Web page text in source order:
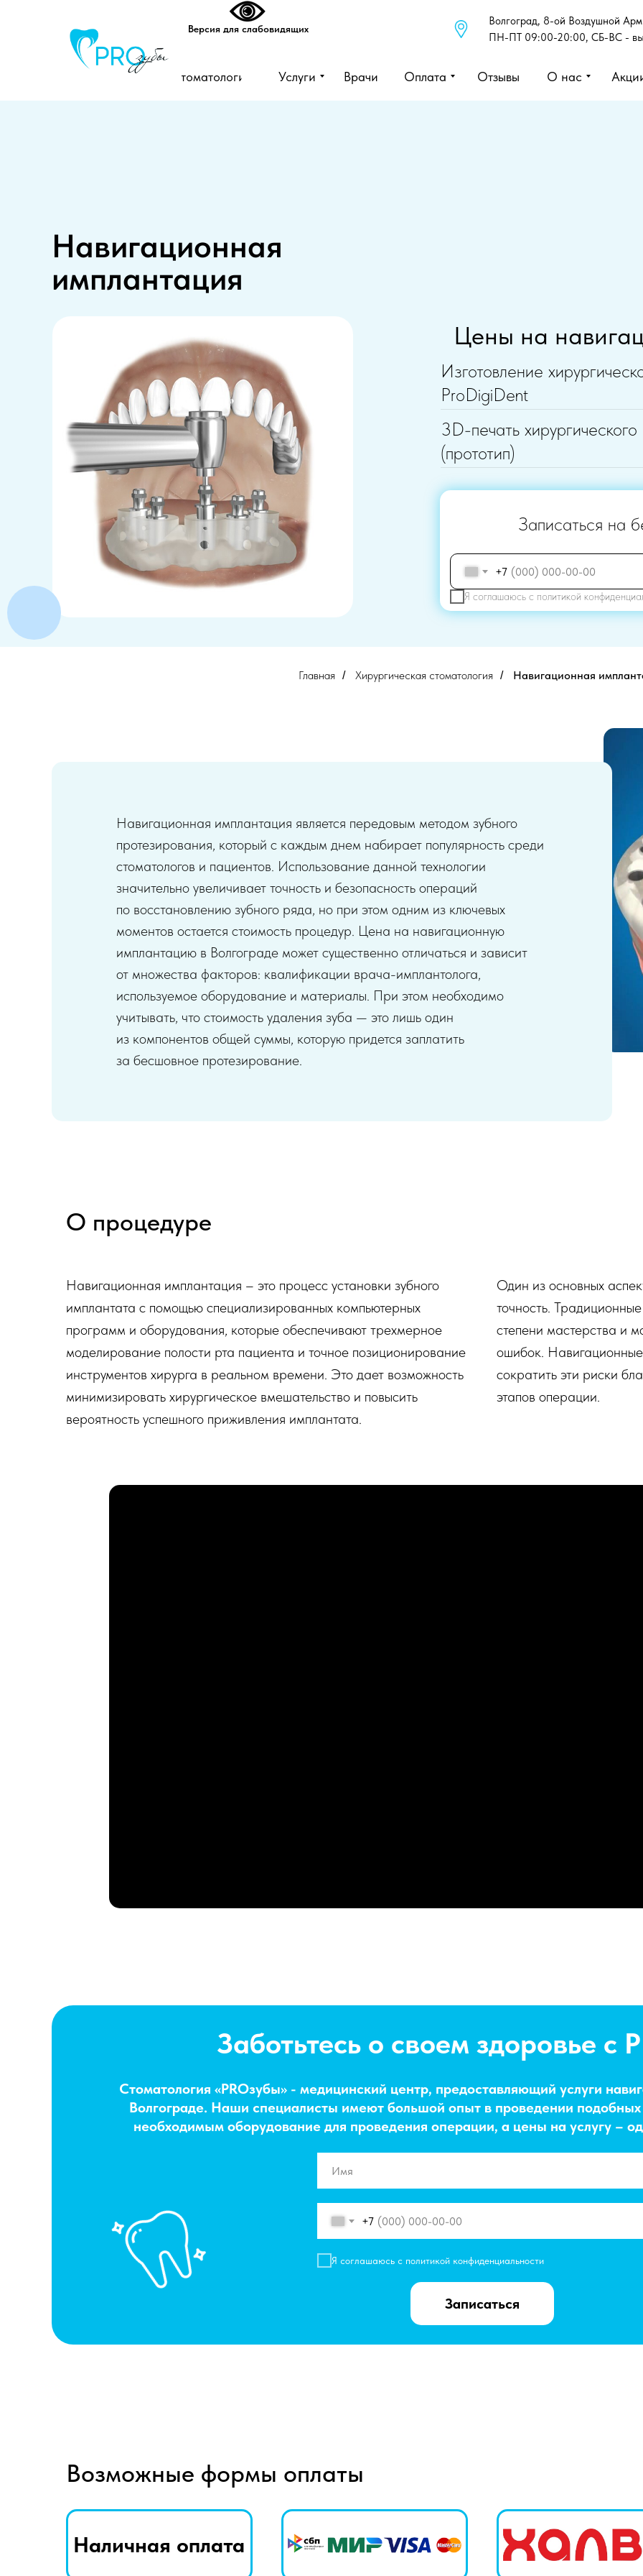
Волгоград, 8-ой Воздушной
ПН-ПТ 09:00-20:00, СБ-ВС -
Услуги
Версия для слабовидящих
Врачи О нас
Оплата
Стоматология Отзывы
Навигационная
имплантация
Цены на
+7
Я соглашаюсь с политикой
Записаться на
Изготовление
ProDigiDent
3D-печать
(прототип)
Главная / Хирургическая стоматология / Навигационная
Навигационная имплантация является передовым методом зубного
протезирования, который с каждым днем набирает популярность среди
стоматологов и пациентов. Использование данной технологии
значительно увеличивает точность и безопасность операций
по восстановлению зубного ряда, но при этом одним из ключевых
моментов остается стоимость процедур. Цена на навигационную
имплантацию в Волгограде может существенно отличаться и зависит
от множества факторов: квалификации врача-имплантолога,
используемое оборудование и материалы. При этом необходимо
учитывать, что стоимость удаления зуба — это лишь один
из компонентов общей суммы, которую придется заплатить
за бесшовное протезирование.
О процедуре
Навигационная имплантация – это процесс установки зубного
имплантата с помощью специализированных компьютерных
программ и оборудования, которые обеспечивают трехмерное
моделирование полости рта пациента и точное позиционирование
инструментов хирурга в реальном времени. Это дает возможность
минимизировать хирургическое вмешательство и повысить
вероятность успешного приживления имплантата.
Один из основных
точность.
степени мастерства и
ошибок.
сократить эти риски
этапов операции.
Заботьтесь о своем здоровье с
+7
Я соглашаюсь с политикой конфиденциальности
Записаться
Стоматология «PROзубы» - медицинский центр, предоставляющий услуги
Волгограде. Наши специалисты имеют большой опыт в проведении
необходимым оборудование для проведения операции, а цены на услугу –
Возможные формы оплаты
Наличная оплата